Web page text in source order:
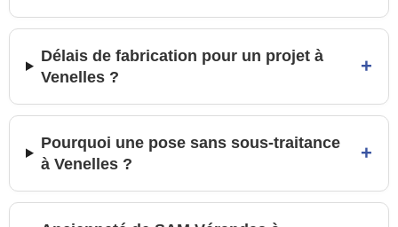
Délais de fabrication pour un projet à
Venelles ?
+
Pourquoi une pose sans sous-traitance
à Venelles ?
+